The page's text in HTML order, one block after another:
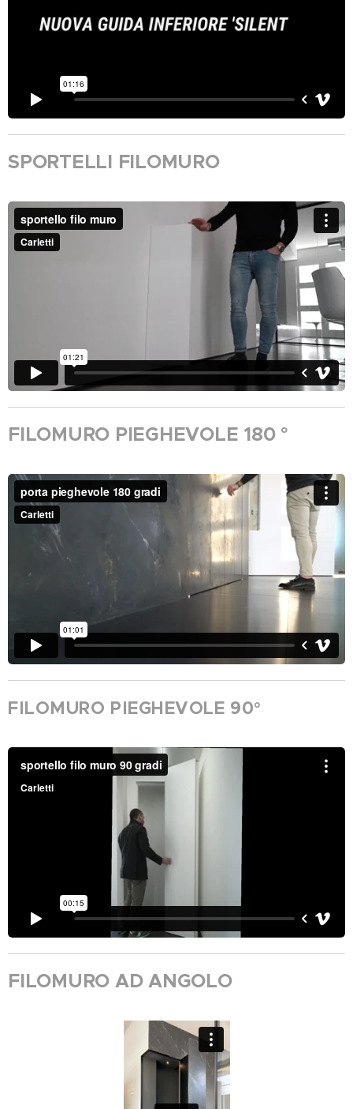
SPORTELLI FILOMURO
FILOMURO PIEGHEVOLE 180 °
FILOMURO PIEGHEVOLE 90°
FILOMURO AD ANGOLO